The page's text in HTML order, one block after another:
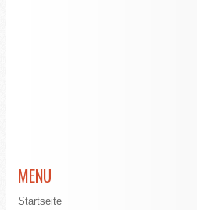
MENU
Startseite